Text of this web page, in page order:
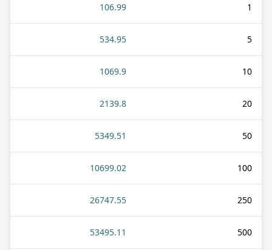
1
106.99
5
534.95
10
1069.9
20
2139.8
50
5349.51
100
10699.02
250
26747.55
500
53495.11